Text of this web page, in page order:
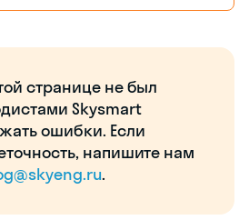
странице не был
Skysmart
ошибки. Если
напишите нам
.